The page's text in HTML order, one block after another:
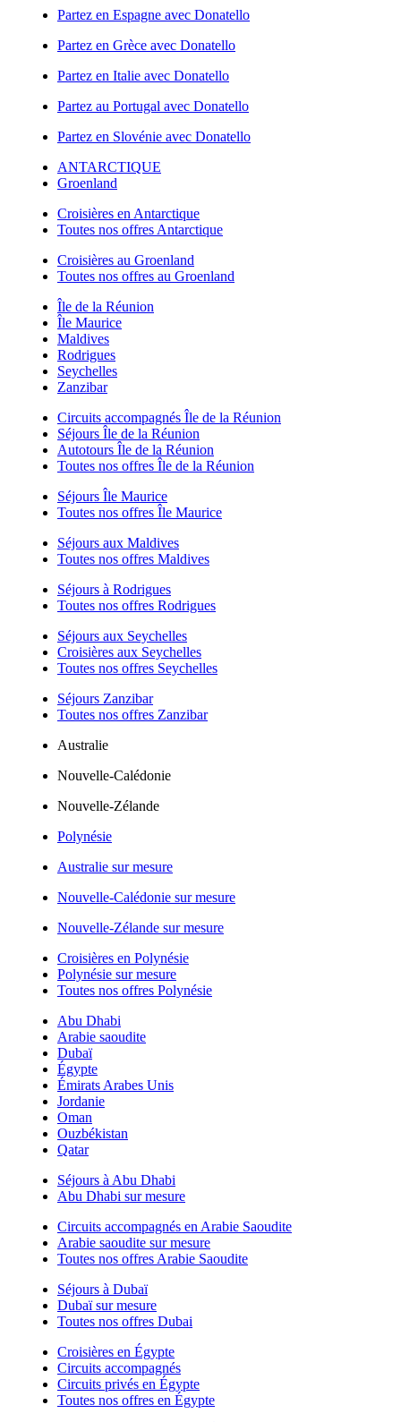
Partez en Espagne avec Donatello
Partez en Grèce avec Donatello
Partez en Italie avec Donatello
Partez au Portugal avec Donatello
Partez en Slovénie avec Donatello
ANTARCTIQUE
Groenland
Croisières en Antarctique
Toutes nos offres Antarctique
Croisières au Groenland
Toutes nos offres au Groenland
Île de la Réunion
Île Maurice
Maldives
Rodrigues
Seychelles
Zanzibar
Circuits accompagnés Île de la Réunion
Séjours Île de la Réunion
Autotours Île de la Réunion
Toutes nos offres Île de la Réunion
Séjours Île Maurice
Toutes nos offres Île Maurice
Séjours aux Maldives
Toutes nos offres Maldives
Séjours à Rodrigues
Toutes nos offres Rodrigues
Séjours aux Seychelles
Croisières aux Seychelles
Toutes nos offres Seychelles
Séjours Zanzibar
Toutes nos offres Zanzibar
Australie
Nouvelle-Calédonie
Nouvelle-Zélande
Polynésie
Australie sur mesure
Nouvelle-Calédonie sur mesure
Nouvelle-Zélande sur mesure
Croisières en Polynésie
Polynésie sur mesure
Toutes nos offres Polynésie
Abu Dhabi
Arabie saoudite
Dubaï
Égypte
Émirats Arabes Unis
Jordanie
Oman
Ouzbékistan
Qatar
Séjours à Abu Dhabi
Abu Dhabi sur mesure
Circuits accompagnés en Arabie Saoudite
Arabie saoudite sur mesure
Toutes nos offres Arabie Saoudite
Séjours à Dubaï
Dubaï sur mesure
Toutes nos offres Dubai
Croisières en Égypte
Circuits accompagnés
Circuits privés en Égypte
Toutes nos offres en Égypte